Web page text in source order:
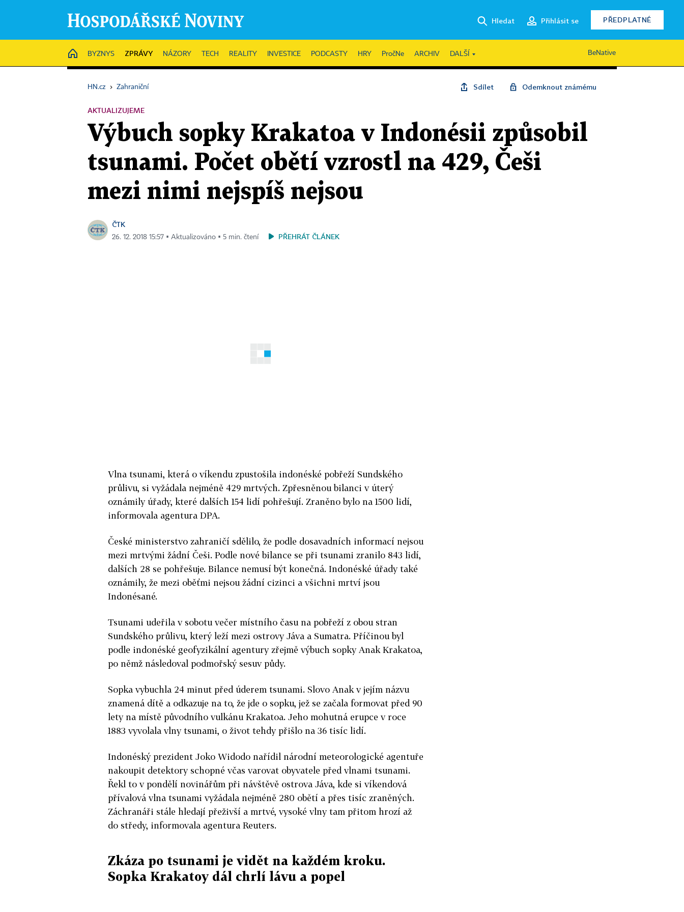
Hledat Přihlásit se PŘEDPLATNÉ
HOME
BYZNYS ZPRÁVY NÁZORY TECH REALITY INVESTICE PODCASTY HRY PročNe ARCHIV DALŠÍ BeNative
HN.cz › Zahraniční Sdílet Odemknout známému
AKTUALIZUJEME
Výbuch sopky Krakatoa v Indonésii způsobil
tsunami. Počet obětí vzrostl na 429, Češi
mezi nimi nejspíš nejsou
ČTK
26. 12. 2018 15:57 ▪ Aktualizováno ▪ 5 min. čtení PŘEHRÁT ČLÁNEK
Vlna tsunami, která o víkendu zpustošila indonéské pobřeží Sundského
průlivu, si vyžádala nejméně 429 mrtvých. Zpřesněnou bilanci v úterý
oznámily úřady, které dalších 154 lidí pohřešují. Zraněno bylo na 1500 lidí,
informovala agentura DPA.
České ministerstvo zahraničí sdělilo, že podle dosavadních informací nejsou
mezi mrtvými žádní Češi. Podle nové bilance se při tsunami zranilo 843 lidí,
dalších 28 se pohřešuje. Bilance nemusí být konečná. Indonéské úřady také
oznámily, že mezi oběťmi nejsou žádní cizinci a všichni mrtví jsou
Indonésané.
Tsunami udeřila v sobotu večer místního času na pobřeží z obou stran
Sundského průlivu, který leží mezi ostrovy Jáva a Sumatra. Příčinou byl
podle indonéské geofyzikální agentury zřejmě výbuch sopky Anak Krakatoa,
po němž následoval podmořský sesuv půdy.
Sopka vybuchla 24 minut před úderem tsunami. Slovo Anak v jejím názvu
znamená dítě a odkazuje na to, že jde o sopku, jež se začala formovat před 90
lety na místě původního vulkánu Krakatoa. Jeho mohutná erupce v roce
1883 vyvolala vlny tsunami, o život tehdy přišlo na 36 tisíc lidí.
Indonéský prezident Joko Widodo nařídil národní meteorologické agentuře
nakoupit detektory schopné včas varovat obyvatele před vlnami tsunami.
Řekl to v pondělí novinářům při návštěvě ostrova Jáva, kde si víkendová
přívalová vlna tsunami vyžádala nejméně 280 obětí a přes tisíc zraněných.
Záchranáři stále hledají přeživší a mrtvé, vysoké vlny tam přitom hrozí až
do středy, informovala agentura Reuters.
Zkáza po tsunami je vidět na každém kroku.
Sopka Krakatoy dál chrlí lávu a popel